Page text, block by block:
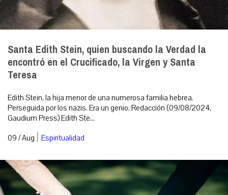
Santa Edith Stein, quien buscando la Verdad la
encontró en el Crucificado, la Virgen y Santa
Teresa
Edith Stein, la hija menor de una numerosa familia hebrea.
Perseguida por los nazis. Era un genio. Redacción (09/08/2024,
Gaudium Press) Edith Ste...
09 / Aug | Espiritualidad